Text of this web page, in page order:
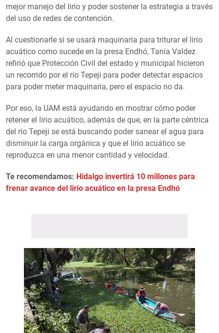
mejor manejo del lirio y poder sostener la estrategia a través
del uso de redes de contención.
Al cuestionarle si se usará maquinaria para triturar el lirio
acuático como sucede en la presa Endhó, Tania Valdez
refirió que Protección Civil del estado y municipal hicieron
un recorrido por el río Tepeji para poder detectar espacios
para poder meter maquinaria, pero el espacio no da.
Por eso, la UAM está ayudando en mostrar cómo poder
retener el lirio acuático, además de que, en la parte céntrica
del río Tepeji se está buscando poder sanear el agua para
disminuir la carga orgánica y que el lirio acuático se
reproduzca en una menor cantidad y velocidad.
Te recomendamos: Hidalgo invertirá 10 millones para
frenar avance del lirio acuático en la presa Endhó